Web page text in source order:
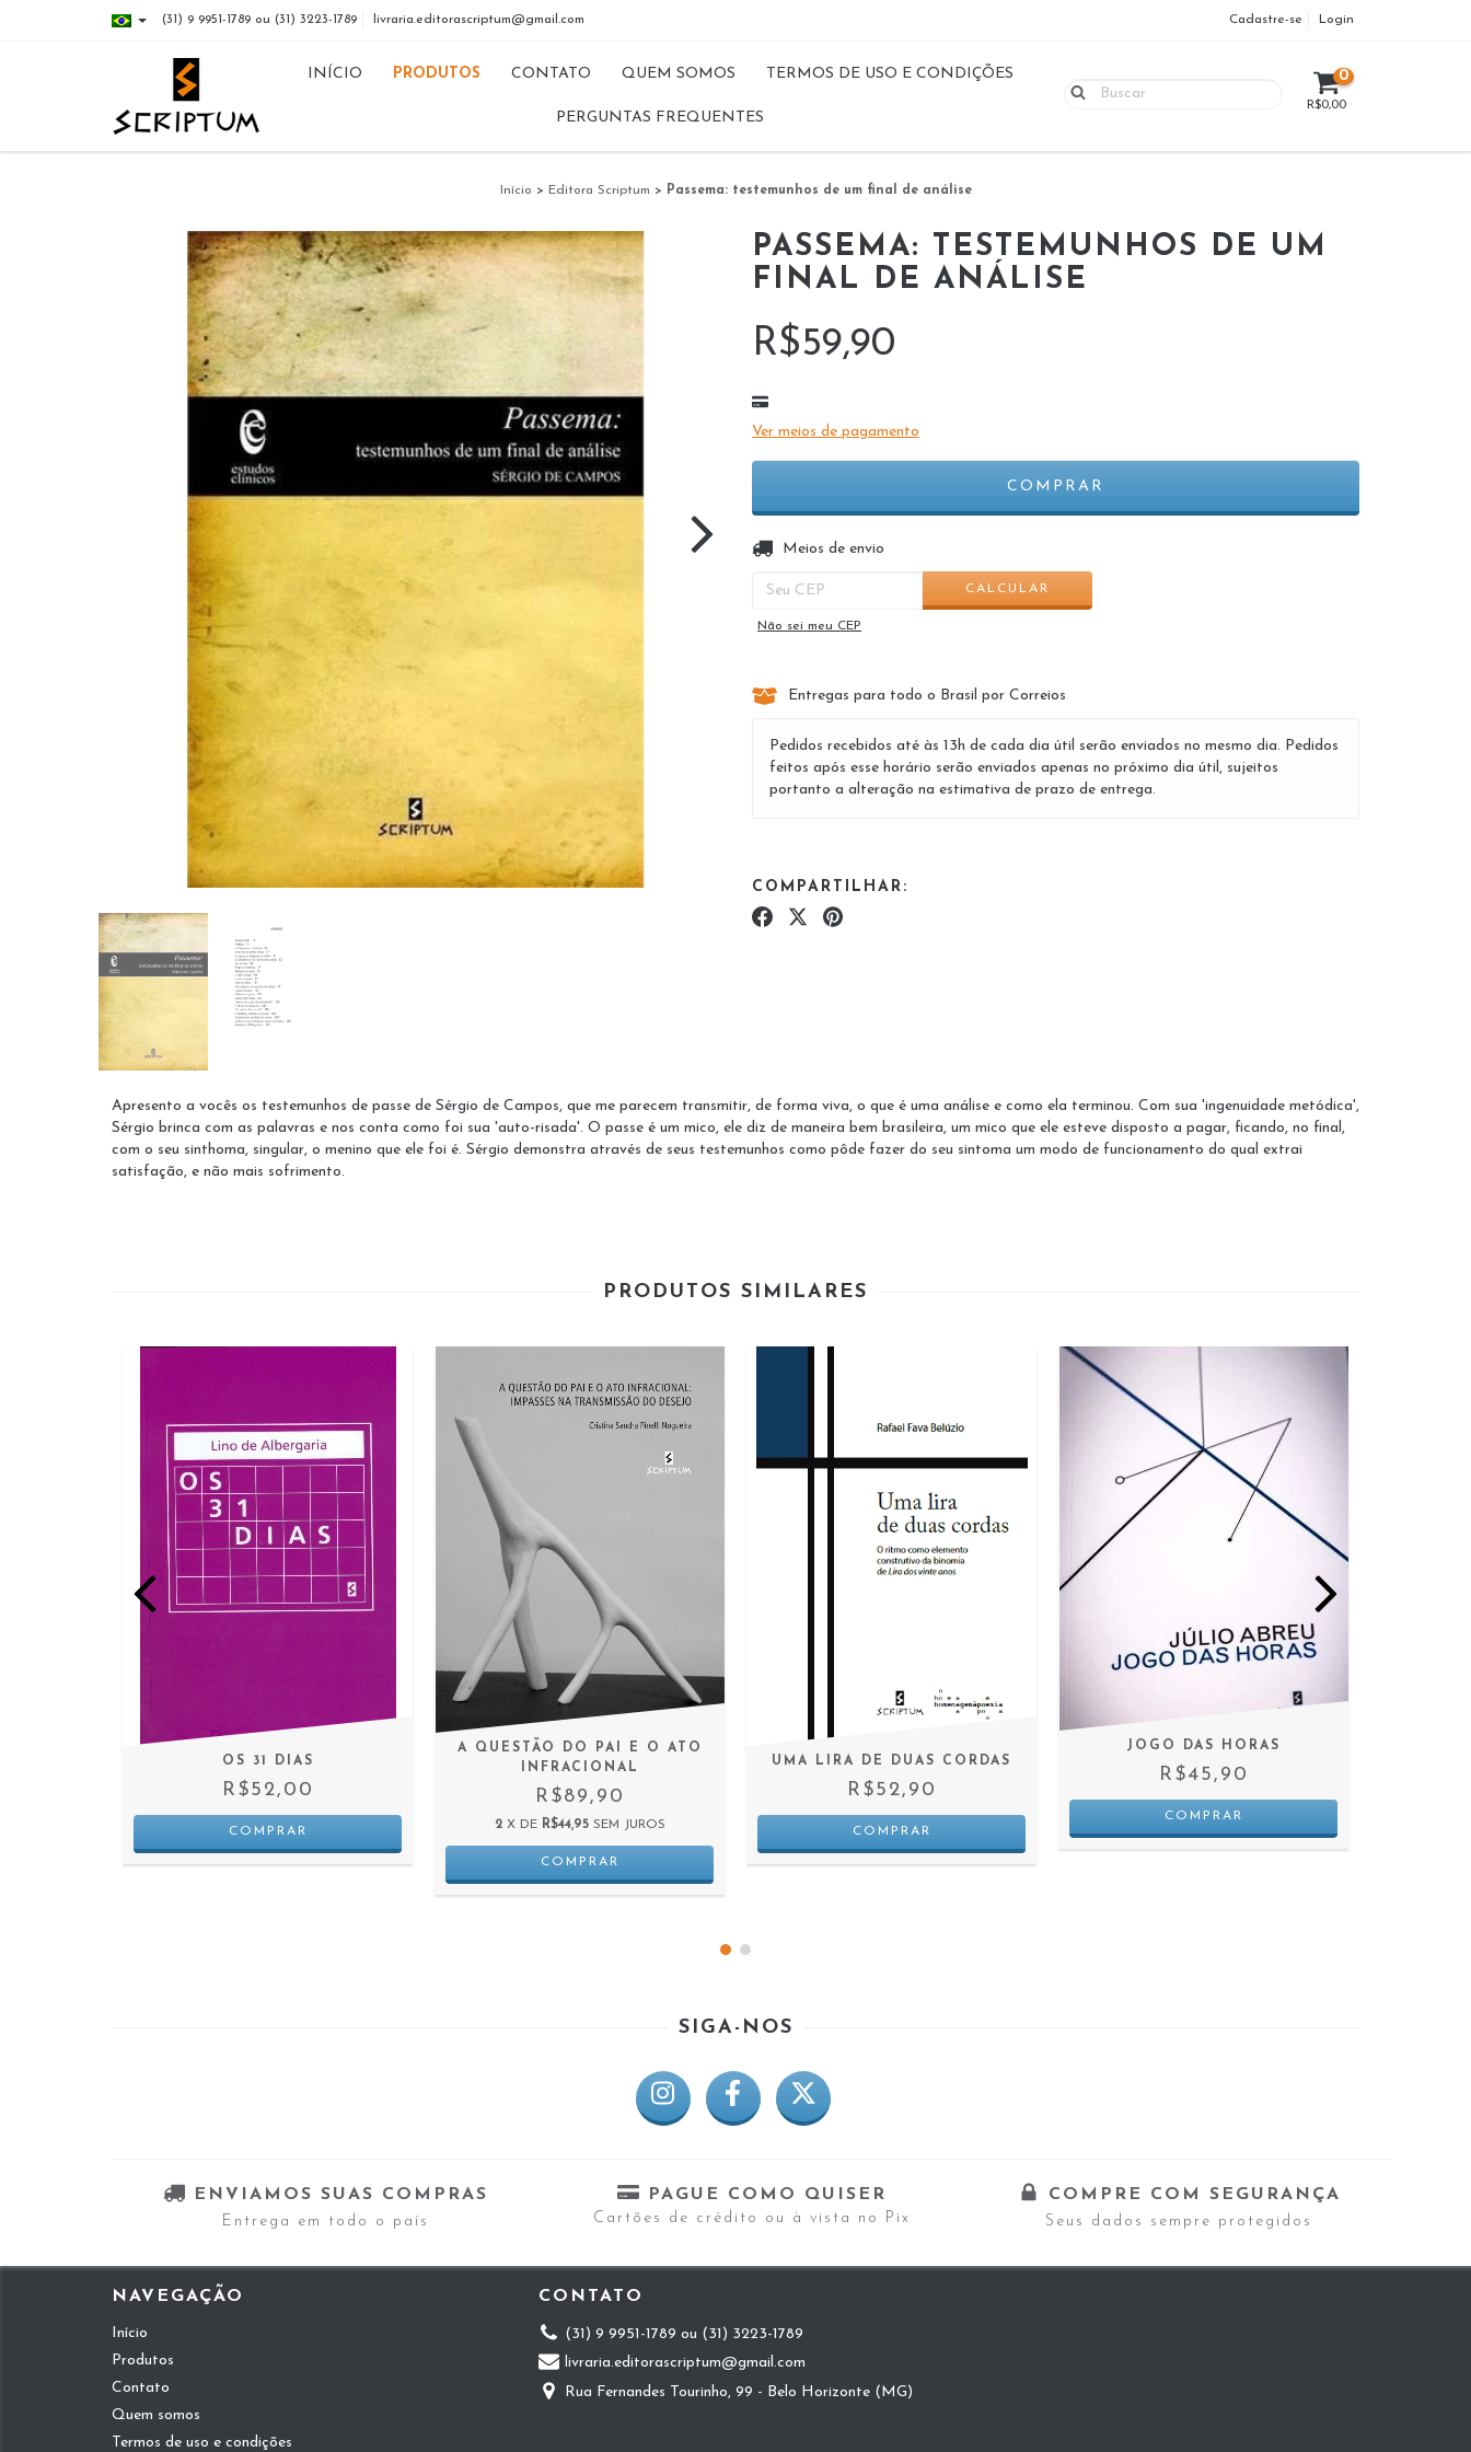
(31) 9 9951-1789 ou (31) 3223-1789 livraria.editorascriptum@gmail.com Cadastre-se Login
INÍCIO PRODUTOS CONTATO QUEM SOMOS TERMOS DE USO E CONDIÇÕES
PERGUNTAS FREQUENTES
0
R$0,00
Início > Editora Scriptum > Passema: testemunhos de um final de análise
PASSEMA: TESTEMUNHOS DE UM
FINAL DE ANÁLISE
R$59,90
Ver meios de pagamento
Entregas para o CEP:
Meios de envio
CALCULAR
Não sei meu CEP
Entregas para todo o Brasil por Correios
Pedidos recebidos até às 13h de cada dia útil serão enviados no mesmo dia. Pedidos
feitos após esse horário serão enviados apenas no próximo dia útil, sujeitos
portanto a alteração na estimativa de prazo de entrega.
COMPARTILHAR:
Apresento a vocês os testemunhos de passe de Sérgio de Campos, que me parecem transmitir, de forma viva, o que é uma análise e como ela terminou. Com sua 'ingenuidade metódica',
Sérgio brinca com as palavras e nos conta como foi sua 'auto-risada'. O passe é um mico, ele diz de maneira bem brasileira, um mico que ele esteve disposto a pagar, ficando, no final,
com o seu sinthoma, singular, o menino que ele foi é. Sérgio demonstra através de seus testemunhos como pôde fazer do seu sintoma um modo de funcionamento do qual extrai
satisfação, e não mais sofrimento.
PRODUTOS SIMILARES
OS 31 DIAS
R$52,00
A QUESTÃO DO PAI E O ATO
INFRACIONAL
R$89,90
2 X DE R$44,95 SEM JUROS
UMA LIRA DE DUAS CORDAS
R$52,90
JOGO DAS HORAS
R$45,90
SIGA-NOS
ENVIAMOS SUAS COMPRAS
Entrega em todo o país
PAGUE COMO QUISER
Cartões de crédito ou à vista no Pix
COMPRE COM SEGURANÇA
Seus dados sempre protegidos
NAVEGAÇÃO
Início
Produtos
Contato
Quem somos
Termos de uso e condições
CONTATO
(31) 9 9951-1789 ou (31) 3223-1789
livraria.editorascriptum@gmail.com
Rua Fernandes Tourinho, 99 - Belo Horizonte (MG)